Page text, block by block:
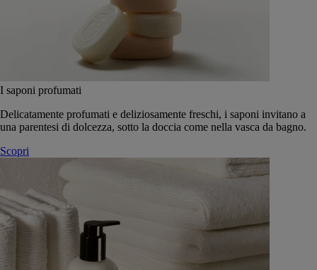
I saponi profumati
Delicatamente profumati e deliziosamente freschi, i saponi invitano a
una parentesi di dolcezza, sotto la doccia come nella vasca da bagno.
Scopri